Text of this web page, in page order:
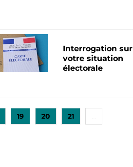
Interrogation sur
votre situation
électorale
19 20 21